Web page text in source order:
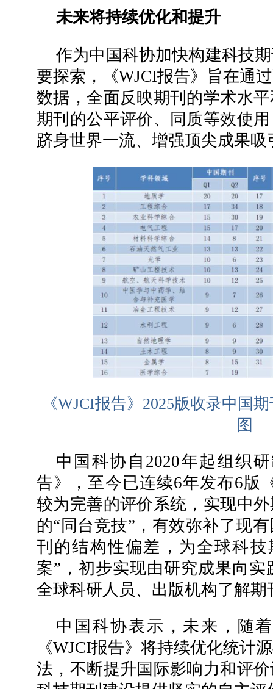
未来将持续优化和提升
作为中国科协加快构建科技
要探索，《WJCI报告》旨在通
数据，全面反映期刊的学术水
期刊的公平评价、同质等效使
跻身世界一流、增强顶尖成果吸
《WJCI报告》2025版收录中国
图
中国科协自2020年起组织
告》，至今已连续6年发布6版
较为完善的评价系统，实现中
的“同台竞技”，有效弥补了现
刊的结构性偏差，为全球科
案”，初步实现由研究成果向
全球科研人员、出版机构了解
中国科协表示，未来，随
《WJCI报告》将持续优化统计
法，不断提升国际影响力和评